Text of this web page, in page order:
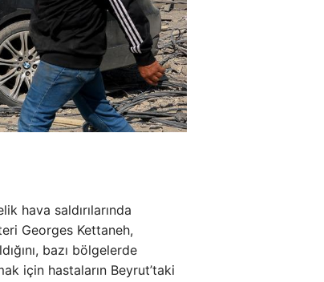
hava saldırılarında
Georges Kettaneh,
bazı bölgelerde
için hastaların Beyrut’taki